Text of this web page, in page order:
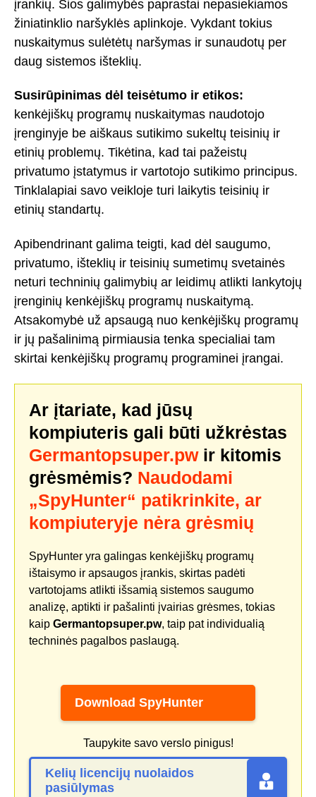
įrankių. Šios galimybės paprastai nepasiekiamos
žiniatinklio naršyklės aplinkoje. Vykdant tokius
nuskaitymus sulėtėtų naršymas ir sunaudotų per
daug sistemos išteklių.
Susirūpinimas dėl teisėtumo ir etikos:
kenkėjiškų programų nuskaitymas naudotojo
įrenginyje be aiškaus sutikimo sukeltų teisinių ir
etinių problemų. Tikėtina, kad tai pažeistų
privatumo įstatymus ir vartotojo sutikimo principus.
Tinklalapiai savo veikloje turi laikytis teisinių ir
etinių standartų.
Apibendrinant galima teigti, kad dėl saugumo,
privatumo, išteklių ir teisinių sumetimų svetainės
neturi techninių galimybių ar leidimų atlikti lankytojų
įrenginių kenkėjiškų programų nuskaitymą.
Atsakomybė už apsaugą nuo kenkėjiškų programų
ir jų pašalinimą pirmiausia tenka specialiai tam
skirtai kenkėjiškų programų programinei įrangai.
Ar įtariate, kad jūsų
kompiuteris gali būti užkrėstas
Germantopsuper.pwir kitomis
grėsmėmis? Naudodami
„SpyHunter“ patikrinkite, ar
kompiuteryje nėra grėsmių
SpyHunter yra galingas kenkėjiškų programų
ištaisymo ir apsaugos įrankis, skirtas padėti
vartotojams atlikti išsamią sistemos saugumo
analizę, aptikti ir pašalinti įvairias grėsmes, tokias
kaip Germantopsuper.pw, taip pat individualią
techninės pagalbos paslaugą.
Download SpyHunter
Taupykite savo verslo pinigus!
Kelių licencijų nuolaidos
pasiūlymas